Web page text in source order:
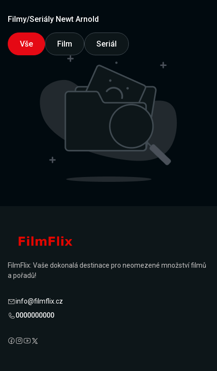
Filmy/Seriály Newt Arnold
Vše Film Seriál
FilmFlix: Vaše dokonalá destinace pro neomezené množství filmů
a pořadů!
info@filmflix.cz
0000000000